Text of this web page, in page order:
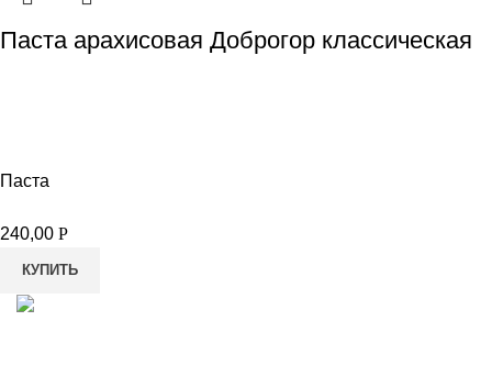
Паста арахисовая Доброгор классическая
Паста
240,00 Р
КУПИТЬ